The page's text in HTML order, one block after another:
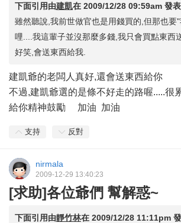
下面引用由建凱在 2009/12/28 09:59am 發
雖然聽說,我前世做官也是用錢買的,但那也要
哩....我這輩子並沒那麼多錢,我只會買點東西
好笑,會送東西給我.
建凱爺的老闆人真好,還會送東西給你
不過,建凱爺選的是條不好走的路喔.....很
給你精神鼓勵 加油 加油
支持 反對
nirmala
2009-12-29 13:40:23
[求助]各位爺們 幫解惑~
下面引用由靜竹林在 2009/12/28 11:11pm